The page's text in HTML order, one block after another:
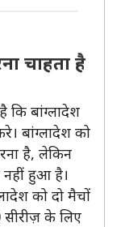
चाहता है
कि बांग्लादेश
बांग्लादेश को
है, लेकिन
नहीं हुआ है।
को दो मैचों
सीरीज़ के लिए